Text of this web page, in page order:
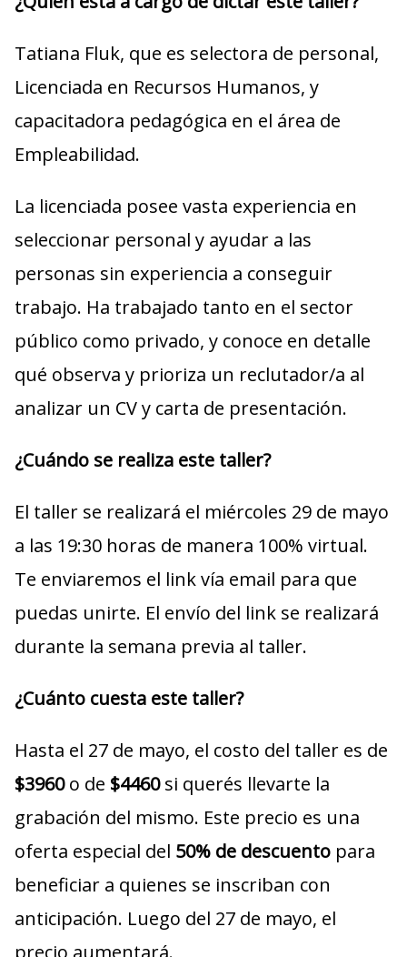
Tatiana Fluk, que es selectora de personal,
Licenciada en Recursos Humanos, y
capacitadora pedagógica en el área de
Empleabilidad.
La licenciada posee vasta experiencia en
seleccionar personal y ayudar a las
personas sin experiencia a conseguir
trabajo. Ha trabajado tanto en el sector
público como privado, y conoce en detalle
qué observa y prioriza un reclutador/a al
analizar un CV y carta de presentación.
¿Cuándo se realiza este taller?
El taller se realizará el miércoles 29 de mayo
a las 19:30 horas de manera 100% virtual.
Te enviaremos el link vía email para que
puedas unirte. El envío del link se realizará
durante la semana previa al taller.
¿Cuánto cuesta este taller?
Hasta el 27 de mayo, el costo del taller es de
$3960o de $4460si querés llevarte la
grabación del mismo. Este precio es una
oferta especial del 50% de descuento para
beneficiar a quienes se inscriban con
anticipación. Luego del 27 de mayo, el
precio aumentará.